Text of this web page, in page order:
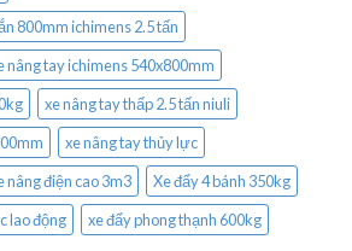
800mm ichimens 2.5 tấn
nâng tay ichimens 540x800mm
xe nâng tay thấp 2.5 tấn niuli
xe nâng tay thủy lực
nâng điện cao 3m3
Xe đẩy 4 bánh 350kg
lao động
xe đẩy phong thạnh 600kg